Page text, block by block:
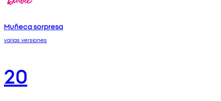
Muñeca sorpresa
varias versiones
20